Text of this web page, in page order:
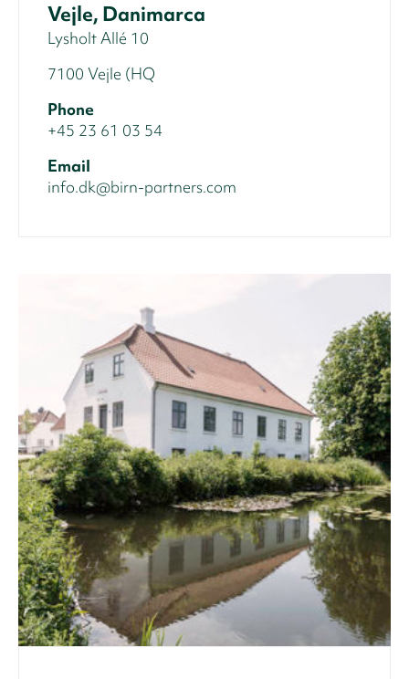
Vejle, Danimarca
Lysholt Allé 10
7100 Vejle (HQ
Phone
+45 23 61 03 54
Email
info.dk@birn-partners.com